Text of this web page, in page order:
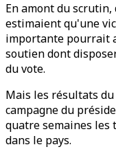
En amont du
estimaient qu'une
importante pourrait
soutien dont
du vote.
Mais les résultats
campagne du
quatre semaines les
dans le pays.